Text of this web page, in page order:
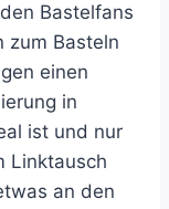
Bastelfans
zum Basteln
einen
in
ist und nur
Linktausch
an den